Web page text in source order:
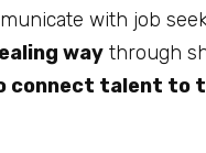
with job
way through
connect talent to